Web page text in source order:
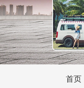
首页